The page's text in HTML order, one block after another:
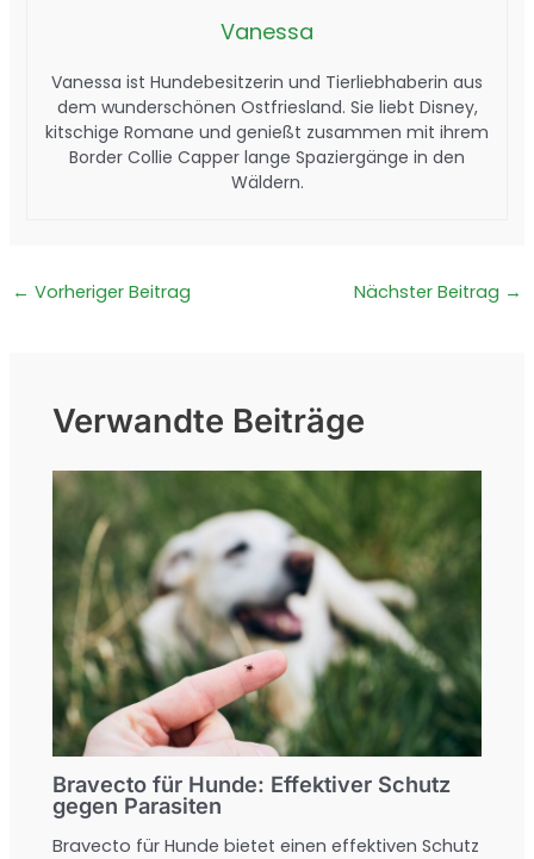
Vanessa
Vanessa ist Hundebesitzerin und Tierliebhaberin aus
dem wunderschönen Ostfriesland. Sie liebt Disney,
kitschige Romane und genießt zusammen mit ihrem
Border Collie Capper lange Spaziergänge in den
Wäldern.
← Vorheriger Beitrag Nächster Beitrag →
Verwandte Beiträge
Bravecto für Hunde: Effektiver Schutz
gegen Parasiten
Bravecto für Hunde bietet einen effektiven Schutz